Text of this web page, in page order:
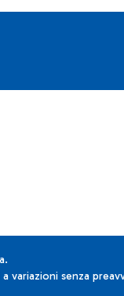
senza